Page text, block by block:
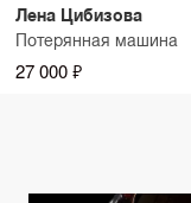
Лена Цибизова
Потерянная машина
27 000 ₽